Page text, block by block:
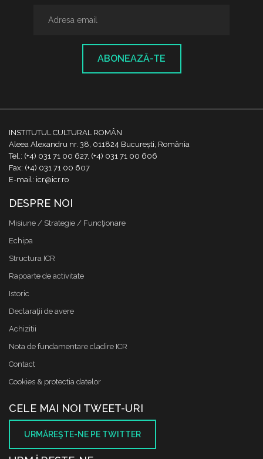
ABONEAZĂ-TE
INSTITUTUL CULTURAL ROMÂN
Aleea Alexandru nr. 38, 011824 București, România
Tel.: (+4) 031 71 00 627, (+4) 031 71 00 606
Fax: (+4) 031 71 00 607
E-mail: icr@icr.ro
DESPRE NOI
Misiune / Strategie / Funcţionare
Echipa
Structura ICR
Rapoarte de activitate
Istoric
Declaraţii de avere
Achizitii
Nota de fundamentare cladire ICR
Contact
Cookies & protectia datelor
CELE MAI NOI TWEET-URI
URMĂREŞTE-NE PE TWITTER